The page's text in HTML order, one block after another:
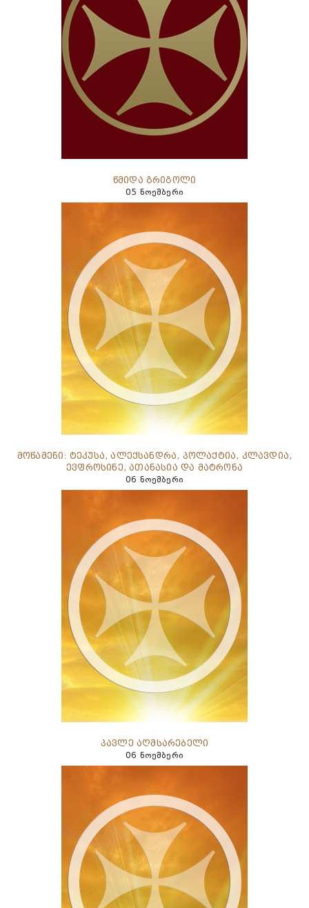
წმიდა გრიგოლი
05 ნოემბერი
მოწამენი: ტეკუსა, ალექსანდრა, პოლაქტია, კლავდია,
ევფროსინე, ათანასია და მატრონა
06 ნოემბერი
პავლე აღმსარებელი
06 ნოემბერი